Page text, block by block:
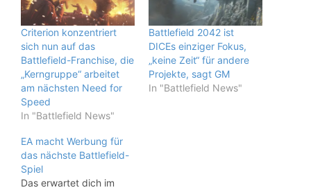
Criterion konzentriert
sich nun auf das
Battlefield-Franchise, die
„Kerngruppe“ arbeitet
am nächsten Need for
Speed
In "Battlefield News"
Battlefield 2042 ist
DICEs einziger Fokus,
„keine Zeit“ für andere
Projekte, sagt GM
In "Battlefield News"
EA macht Werbung für
das nächste Battlefield-
Spiel
Das erwartet dich im